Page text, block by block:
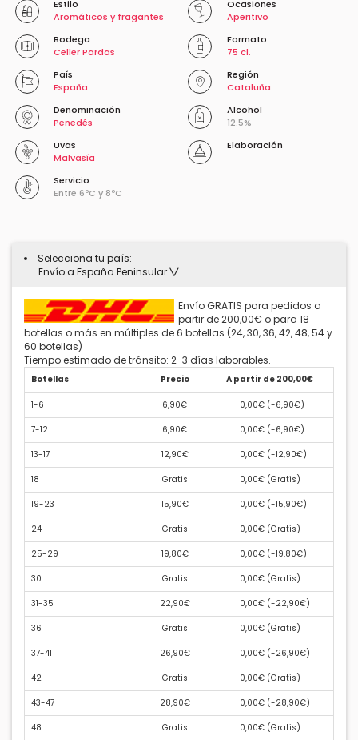
Estilo
Aromáticos y fragantes
Ocasiones
Aperitivo
Bodega
Celler Pardas
Formato
75 cl.
País
España
Región
Cataluña
Denominación
Penedés
Alcohol
12.5%
Uvas
Malvasía
Servicio
Entre 6ºC y 8ºC
Elaboración
Selecciona tu país:
Envío a España Peninsular
Envío GRATIS para pedidos a
partir de 200,00€ o para 18
botellas o más en múltiples de 6 botellas (24, 30, 36, 42, 48, 54 y
60 botellas)
Tiempo estimado de tránsito: 2-3 días laborables.
Botellas Precio A partir de 200,00€
1-6 6,90€ 0,00€ (-6,90€)
7-12 6,90€ 0,00€ (-6,90€)
13-17 12,90€ 0,00€ (-12,90€)
18 Gratis 0,00€ (Gratis)
19-23 15,90€ 0,00€ (-15,90€)
24 Gratis 0,00€ (Gratis)
25-29 19,80€ 0,00€ (-19,80€)
30 Gratis 0,00€ (Gratis)
31-35 22,90€ 0,00€ (-22,90€)
36 Gratis 0,00€ (Gratis)
37-41 26,90€ 0,00€ (-26,90€)
42 Gratis 0,00€ (Gratis)
43-47 28,90€ 0,00€ (-28,90€)
48 Gratis 0,00€ (Gratis)